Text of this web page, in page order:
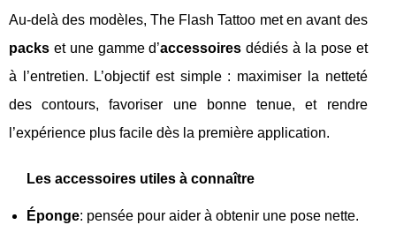
Au-delà des modèles, The Flash Tattoo met en avant des
packs et une gamme d’accessoires dédiés à la pose et
à l’entretien. L’objectif est simple : maximiser la netteté
des contours, favoriser une bonne tenue, et rendre
l’expérience plus facile dès la première application.
Les accessoires utiles à connaître
Éponge: pensée pour aider à obtenir une pose nette.